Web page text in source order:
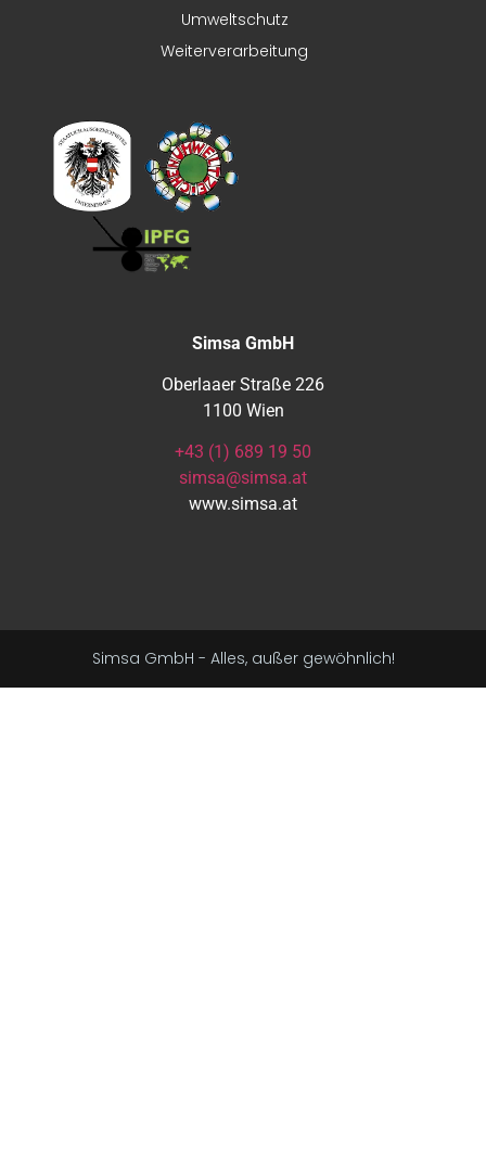
Simsa GmbH
Oberlaaer Straße 226
1100 Wien
+43 (1) 689 19 50
simsa@simsa.at
www.simsa.at
Umweltschutz
Weiterverarbeitung
Simsa GmbH - Alles, außer gewöhnlich!